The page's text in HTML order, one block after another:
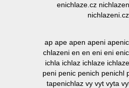
enichlaze.cz
ap ape apen apeni
chlazeni en en eni eni
ichla ichlaz ichlaze
peni penic penich penichl
tapenichlaz vy vyt vyta